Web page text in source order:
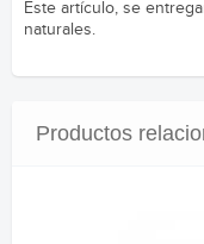
Este artículo, se
naturales.
Productos